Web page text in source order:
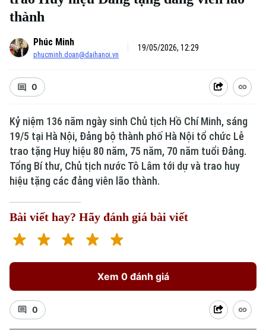
thành
Phúc Minh
phucminh.doan@daihanoi.vn
19/05/2026, 12:29
0
Kỷ niệm 136 năm ngày sinh Chủ tịch Hồ Chí Minh, sáng
19/5 tại Hà Nội, Đảng bộ thành phố Hà Nội tổ chức Lễ
trao tặng Huy hiệu 80 năm, 75 năm, 70 năm tuổi Đảng.
Tổng Bí thư, Chủ tịch nước Tô Lâm tới dự và trao huy
hiệu tặng các đảng viên lão thành.
Bài viết hay? Hãy đánh giá bài viết
Xem 0 đánh giá
0